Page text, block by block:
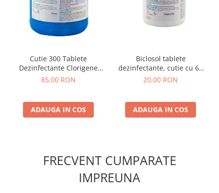
Cutie 300 Tablete
Dezinfectante Clorigene
Eferverscente Biclosol 1 kg
85,00 RON
ADAUGA IN COS
Biclosol tablete
dezinfectante, cutie cu 60
bucati
20,00 RON
ADAUGA IN COS
FRECVENT CUMPARATE
IMPREUNA